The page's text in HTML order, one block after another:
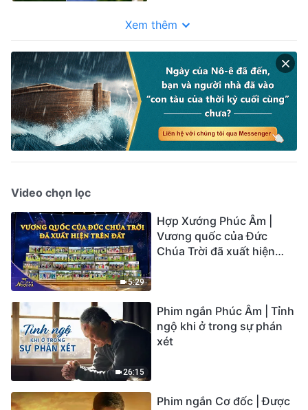
Xem thêm
Video chọn lọc
5:29
Hợp Xướng Phúc Âm |
Vương quốc của Đức
Chúa Trời đã xuất hiện
26:15
Phim ngắn Phúc Âm | Tỉnh
ngộ khi ở trong sự phán
xét
Phim ngắn Cơ đốc | Được